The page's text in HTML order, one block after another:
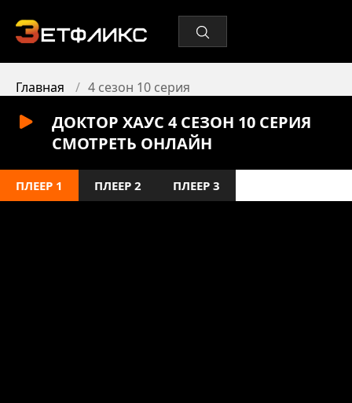
Главная 4 сезон 10 серия
ДОКТОР ХАУС 4 СЕЗОН 10 СЕРИЯ
СМОТРЕТЬ ОНЛАЙН
ПЛЕЕР 1 ПЛЕЕР 2 ПЛЕЕР 3